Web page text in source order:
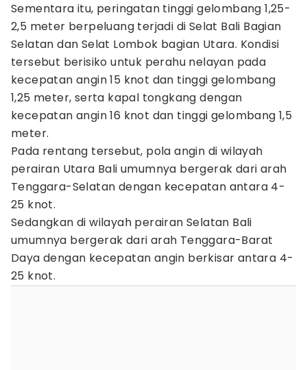
Sementara itu, peringatan tinggi gelombang 1,25-
2,5 meter berpeluang terjadi di Selat Bali Bagian
Selatan dan Selat Lombok bagian Utara. Kondisi
tersebut berisiko untuk perahu nelayan pada
kecepatan angin 15 knot dan tinggi gelombang
1,25 meter, serta kapal tongkang dengan
kecepatan angin 16 knot dan tinggi gelombang 1,5
meter.
Pada rentang tersebut, pola angin di wilayah
perairan Utara Bali umumnya bergerak dari arah
Tenggara-Selatan dengan kecepatan antara 4-
25 knot.
Sedangkan di wilayah perairan Selatan Bali
umumnya bergerak dari arah Tenggara-Barat
Daya dengan kecepatan angin berkisar antara 4-
25 knot.